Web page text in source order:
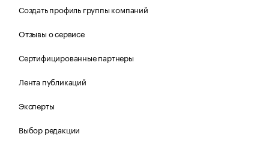
Создать профиль группы компаний
Отзывы о сервисе
Сертифицированные партнеры
Лента публикаций
Эксперты
Выбор редакции